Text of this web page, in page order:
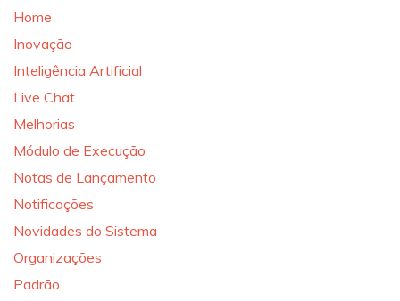
Home
Inovação
Inteligência Artificial
Live Chat
Melhorias
Módulo de Execução
Notas de Lançamento
Notificações
Novidades do Sistema
Organizações
Padrão